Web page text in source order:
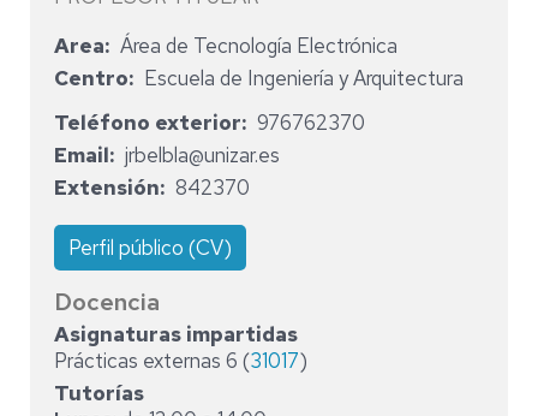
Area
Área de Tecnología Electrónica
Centro
Escuela de Ingeniería y Arquitectura
Teléfono exterior
976762370
Email
jrbelbla@unizar.es
Extensión
842370
Perfil público (CV)
Docencia
Asignaturas impartidas
Prácticas externas 6 (31017)
Tutorías